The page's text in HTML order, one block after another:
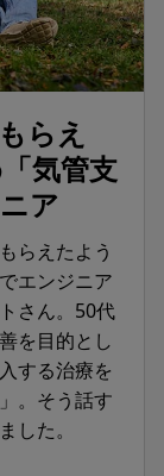
らえ
気管支
ア
らえたよう
エンジニア
さん。50代
を目的とし
する治療を
。そう話す
した。